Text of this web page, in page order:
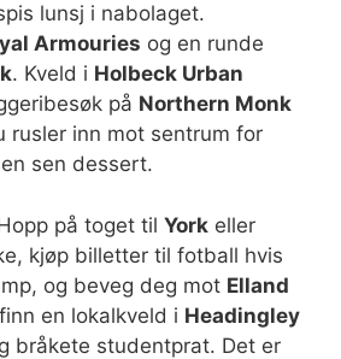
lunsj i nabolaget.
Armouries og en runde
. Kveld i Holbeck Urban
på Northern Monk
rusler inn mot sentrum for
sen dessert.
på toget til York eller
kjøp billetter til fotball hvis
og beveg deg mot Elland
en lokalkveld i Headingley
bråkete studentprat. Det er